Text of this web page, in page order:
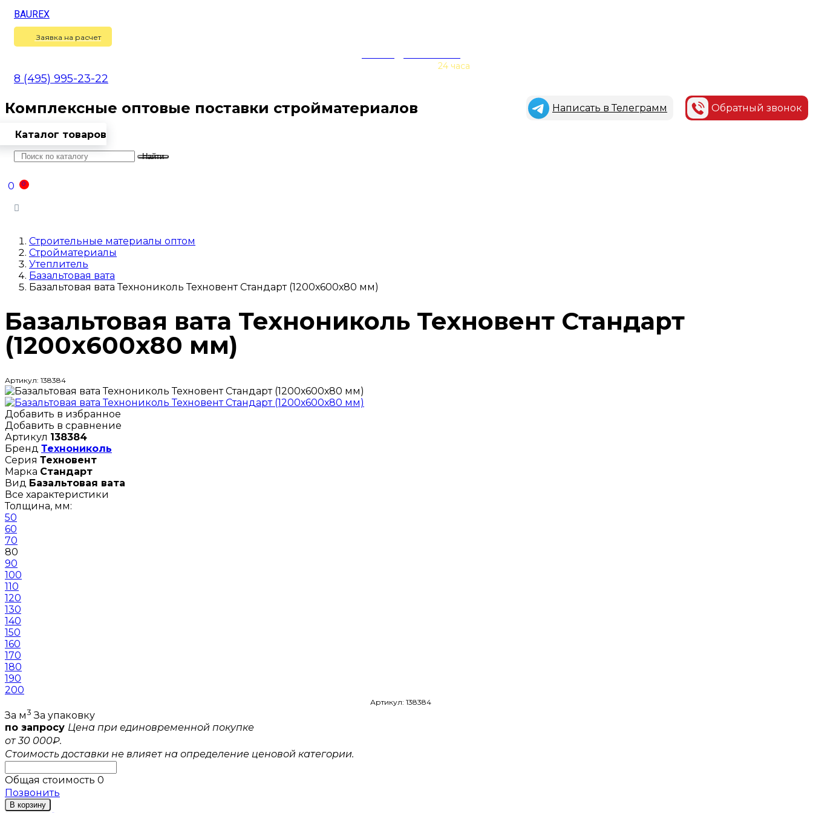
BAUREX
Заявка на расчет
24 часа
8 (495) 995-23-22
Комплексные оптовые поставки стройматериалов Написать в Телеграмм Обратный звонок
Каталог товаров
Найти
0
0
Строительные материалы оптом
Стройматериалы
Утеплитель
Базальтовая вата
Базальтовая вата Технониколь Техновент Стандарт (1200х600х80 мм)
Базальтовая вата Технониколь Техновент Стандарт
(1200х600х80 мм)
Артикул: 138384
Добавить в избранное
Добавить в сравнение
Артикул 138384
Бренд Технониколь
Серия Техновент
Марка Стандарт
Вид Базальтовая вата
Все характеристики
Толщина, мм:
50
60
70
80
90
100
110
120
130
140
150
160
170
180
190
200
Артикул: 138384
За м3 За упаковку
по запросу Цена при единовременной покупке
от 30 000₽.
Стоимость доставки не влияет на определение ценовой категории.
Общая стоимость 0
Позвонить
В корзину